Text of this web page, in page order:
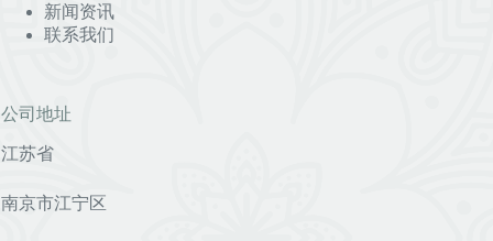
新闻资讯
联系我们
公司地址
江苏省
南京市江宁区